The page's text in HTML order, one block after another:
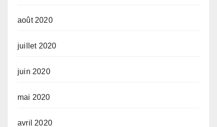
août 2020
juillet 2020
juin 2020
mai 2020
avril 2020